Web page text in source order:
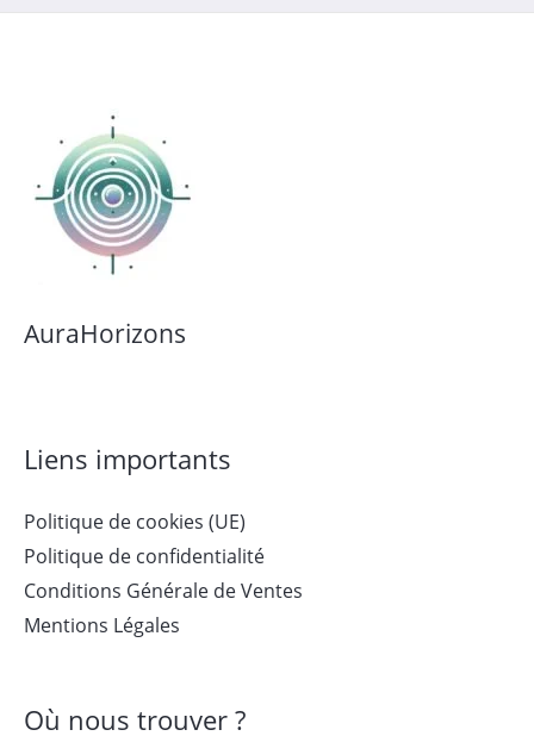
AuraHorizons
Liens importants
Politique de cookies (UE)
Politique de confidentialité
Conditions Générale de Ventes
Mentions Légales
Où nous trouver ?